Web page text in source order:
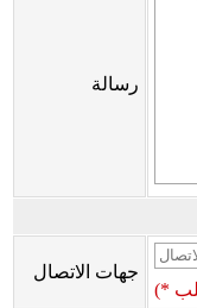
رسالة
جهات الاتصال